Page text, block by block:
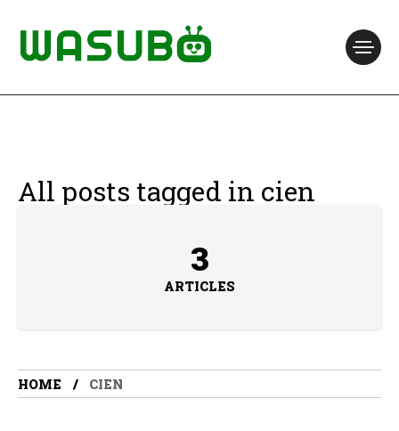
All posts tagged in cien
3
ARTICLES
HOME CIEN